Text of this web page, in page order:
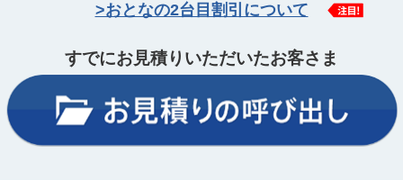
>おとなの2台目割引について
すでにお見積りいただいたお客さま